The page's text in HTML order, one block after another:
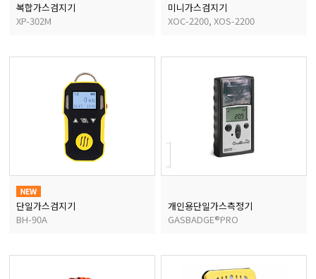
복합가스검지기
XP-302M
미니가스검지기
XOC-2200, XOS-2200
단일가스검지기
BH-90A
개인용단일가스측정기
GASBADGE®PRO